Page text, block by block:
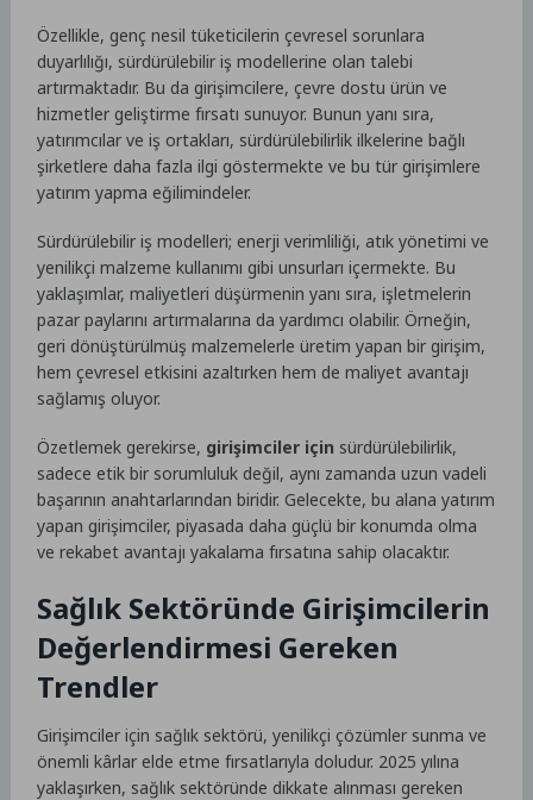
Özellikle, genç nesil tüketicilerin çevresel sorunlara
duyarlılığı, sürdürülebilir iş modellerine olan talebi
artırmaktadır. Bu da girişimcilere, çevre dostu ürün ve
hizmetler geliştirme fırsatı sunuyor. Bunun yanı sıra,
yatırımcılar ve iş ortakları, sürdürülebilirlik ilkelerine bağlı
şirketlere daha fazla ilgi göstermekte ve bu tür girişimlere
yatırım yapma eğilimindeler.
Sürdürülebilir iş modelleri; enerji verimliliği, atık yönetimi ve
yenilikçi malzeme kullanımı gibi unsurları içermekte. Bu
yaklaşımlar, maliyetleri düşürmenin yanı sıra, işletmelerin
pazar paylarını artırmalarına da yardımcı olabilir. Örneğin,
geri dönüştürülmüş malzemelerle üretim yapan bir girişim,
hem çevresel etkisini azaltırken hem de maliyet avantajı
sağlamış oluyor.
Özetlemek gerekirse, girişimciler için sürdürülebilirlik,
sadece etik bir sorumluluk değil, aynı zamanda uzun vadeli
başarının anahtarlarından biridir. Gelecekte, bu alana yatırım
yapan girişimciler, piyasada daha güçlü bir konumda olma
ve rekabet avantajı yakalama fırsatına sahip olacaktır.
Sağlık Sektöründe Girişimcilerin
Değerlendirmesi Gereken
Trendler
Girişimciler için sağlık sektörü, yenilikçi çözümler sunma ve
önemli kârlar elde etme fırsatlarıyla doludur. 2025 yılına
yaklaşırken, sağlık sektöründe dikkate alınması gereken